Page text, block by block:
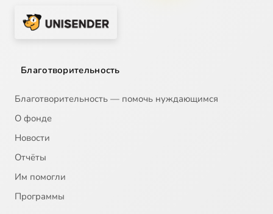
Благотворительность
Благотворительность — помочь нуждающимся
О фонде
Новости
Отчёты
Им помогли
Программы